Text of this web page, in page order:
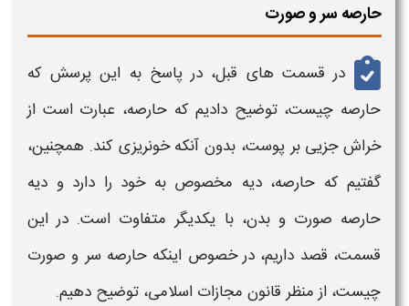
حارصه سر و صورت
در قسمت های قبل، در پاسخ به این پرسش که
حارصه چیست، توضیح دادیم که حارصه، عبارت است از
خراش جزیی بر پوست، بدون آنکه خونریزی کند. همچنین،
گفتیم که حارصه،دیه مخصوص به خود را دارد و دیه
حارصه صورت و بدن، با یکدیگر متفاوت است. در این
قسمت، قصد داریم، در خصوص اینکه حارصه سر و صورت
چیست، از منظر قانون مجازات اسلامی، توضیح دهیم.